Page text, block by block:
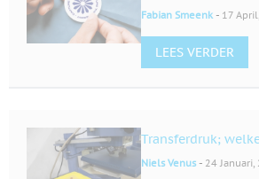
Fabian Smeenk - 17
LEES VERDER
Transferdruk;
Niels Venus - 24 Januari,